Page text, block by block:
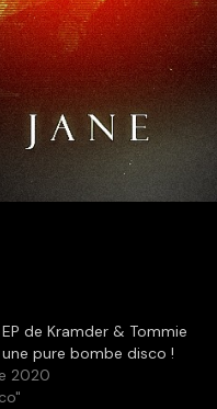
de Kramder & Tommie
une pure bombe disco !
2020